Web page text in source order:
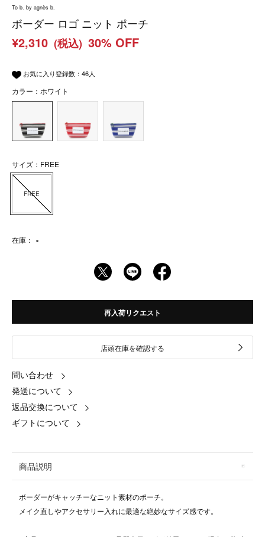
To b. by agnès b.
ボーダー ロゴ ニット ポーチ
¥2,310 (税込) 30% OFF
お気に入り登録数： 46人
カラー：ホワイト
サイズ：FREE
FREE
在庫： ×
再入荷リクエスト
店頭在庫を確認する
問い合わせ
発送について
返品交換について
ギフトについて
商品説明
ボーダーがキャッチーなニット素材のポーチ。
メイク直しやアクセサリー入れに最適な絶妙なサイズ感です。